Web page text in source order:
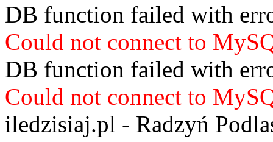
DB function failed with
Could not connect to
DB function failed with
Could not connect to
iledzisiaj.pl - Radzyń